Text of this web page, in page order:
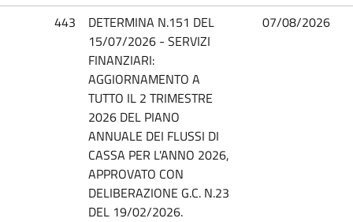
443
DETERMINA N.151 DEL
15/07/2026 - SERVIZI
FINANZIARI:
AGGIORNAMENTO A
TUTTO IL 2 TRIMESTRE
2026 DEL PIANO
ANNUALE DEI FLUSSI DI
CASSA PER L'ANNO 2026,
APPROVATO CON
DELIBERAZIONE G.C. N.23
DEL 19/02/2026.
07/08/2026